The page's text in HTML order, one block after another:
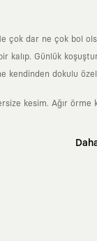
çok dar ne çok bol
Günlük
kendinden
kesim. Ağır